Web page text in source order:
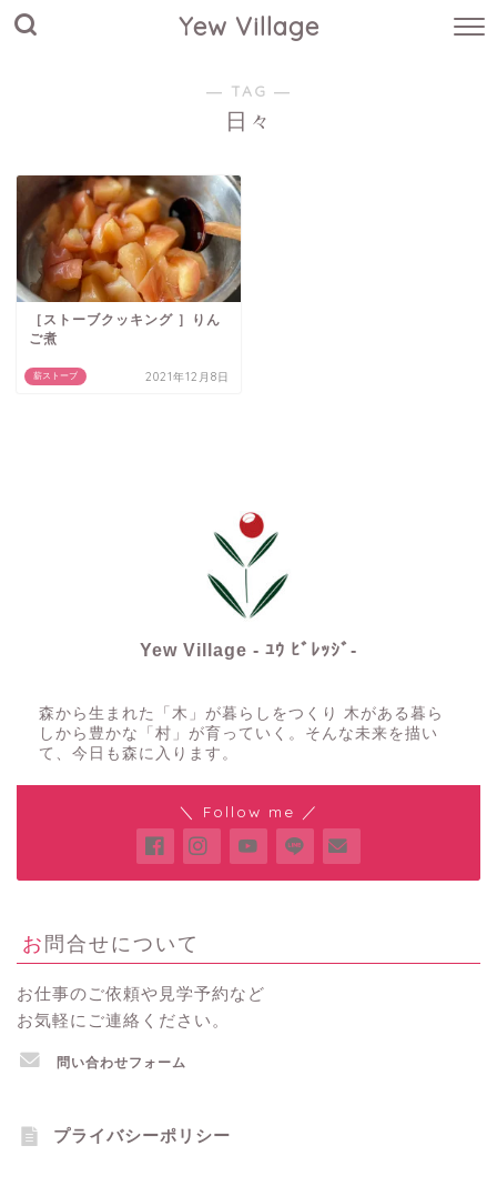
Yew Village
― TAG ―
日々
薪ストーブ
［ストーブクッキング ］りん
ご煮
2021年12月8日
Yew Village - ﾕｳ ﾋﾞﾚｯｼﾞ-
森から生まれた「木」が暮らしをつくり 木がある暮ら
しから豊かな「村」が育っていく。そんな未来を描い
て、今日も森に入ります。
＼ Follow me ／
お問合せについて
お仕事のご依頼や見学予約など
お気軽にご連絡ください。
問い合わせフォーム
プライバシーポリシー